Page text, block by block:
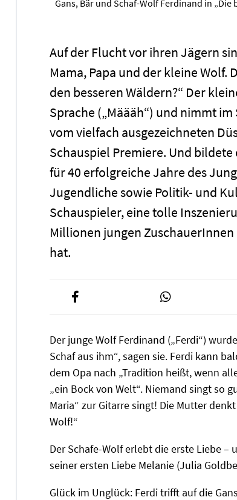
Gans, Bär und Schaf-Wolf Ferdinand in
Auf der Flucht vor ihren Jägern
Mama, Papa und der kleine Wolf.
den besseren Wäldern?“ Der
Sprache („Määäh“) und nimmt
vom vielfach ausgezeichneten
Schauspiel Premiere. Und
für 40 erfolgreiche Jahre des
Jugendliche sowie Politik- und
Schauspieler, eine tolle
Millionen jungen
hat.
Der junge Wolf Ferdinand („Ferdi“)
Schaf aus ihm“, sagen sie. Ferdi kann
dem Opa nach „Tradition heißt, wenn
„ein Bock von Welt“. Niemand singt so
Maria“ zur Gitarre singt! Die Mutter
Wolf!“
Der Schafe-Wolf erlebt die erste Liebe
seiner ersten Liebe Melanie (Julia
Glück im Unglück: Ferdi trifft auf die